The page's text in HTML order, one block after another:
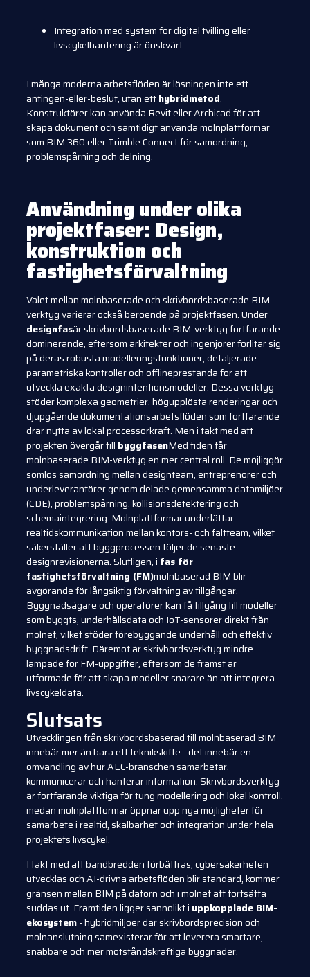
Integration med system för digital tvilling eller
livscykelhantering är önskvärt.
I många moderna arbetsflöden är lösningen inte ett
antingen-eller-beslut, utan etthybridmetod.
Konstruktörer kan använda Revit eller Archicad för att
skapa dokument och samtidigt använda molnplattformar
som BIM 360 eller Trimble Connect för samordning,
problemspårning och delning.
Användning under olika
projektfaser: Design,
konstruktion och
fastighetsförvaltning
Valet mellan molnbaserade och skrivbordsbaserade BIM-
verktyg varierar också beroende på projektfasen. Under
designfasär skrivbordsbaserade BIM-verktyg fortfarande
dominerande, eftersom arkitekter och ingenjörer förlitar sig
på deras robusta modelleringsfunktioner, detaljerade
parametriska kontroller och offlineprestanda för att
utveckla exakta designintentionsmodeller. Dessa verktyg
stöder komplexa geometrier, högupplösta renderingar och
djupgående dokumentationsarbetsflöden som fortfarande
drar nytta av lokal processorkraft. Men i takt med att
projekten övergår till byggfasenMed tiden får
molnbaserade BIM-verktyg en mer central roll. De möjliggör
sömlös samordning mellan designteam, entreprenörer och
underleverantörer genom delade gemensamma datamiljöer
(CDE), problemspårning, kollisionsdetektering och
schemaintegrering. Molnplattformar underlättar
realtidskommunikation mellan kontors- och fältteam, vilket
säkerställer att byggprocessen följer de senaste
designrevisionerna. Slutligen, i fas för
fastighetsförvaltning (FM)molnbaserad BIM blir
avgörande för långsiktig förvaltning av tillgångar.
Byggnadsägare och operatörer kan få tillgång till modeller
som byggts, underhållsdata och IoT-sensorer direkt från
molnet, vilket stöder förebyggande underhåll och effektiv
byggnadsdrift. Däremot är skrivbordsverktyg mindre
lämpade för FM-uppgifter, eftersom de främst är
utformade för att skapa modeller snarare än att integrera
livscykeldata.
Slutsats
Utvecklingen från skrivbordsbaserad till molnbaserad BIM
innebär mer än bara ett teknikskifte - det innebär en
omvandling av hur AEC-branschen samarbetar,
kommunicerar och hanterar information. Skrivbordsverktyg
är fortfarande viktiga för tung modellering och lokal kontroll,
medan molnplattformar öppnar upp nya möjligheter för
samarbete i realtid, skalbarhet och integration under hela
projektets livscykel.
I takt med att bandbredden förbättras, cybersäkerheten
utvecklas och AI-drivna arbetsflöden blir standard, kommer
gränsen mellan BIM på datorn och i molnet att fortsätta
suddas ut. Framtiden ligger sannolikt i uppkopplade BIM-
ekosystem- hybridmiljöer där skrivbordsprecision och
molnanslutning samexisterar för att leverera smartare,
snabbare och mer motståndskraftiga byggnader.